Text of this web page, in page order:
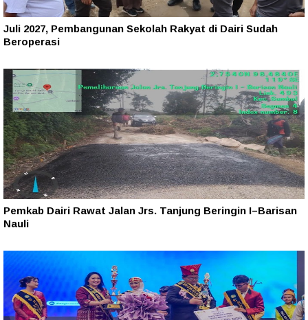
Juli 2027, Pembangunan Sekolah Rakyat di Dairi Sudah
Beroperasi
Pemkab Dairi Rawat Jalan Jrs. Tanjung Beringin I–Barisan
Nauli